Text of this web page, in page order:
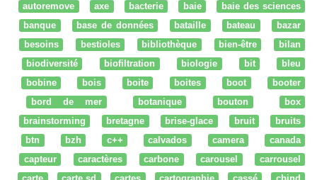
autoremove
axe bacterie baie
baie des sciences
banque
base de données bataille bateau
bazar
besoins
bestioles bibliothèque bien-être
bilan
biodiversité
biofiltration biologie bit
bleu
bobine
bois boite boites boot
booter
bord de mer
botanique bouton
box
brainstorming
bretagne brise-glace bruit
bruits
btn
bzh c++ calvados camera
canada
capteur
caractères carbone carousel
carrousel